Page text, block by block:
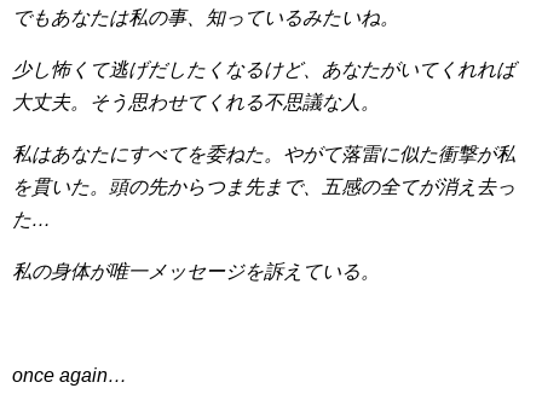
でもあなたは私の事、知っているみたいね。
少し怖くて逃げだしたくなるけど、あなたがいてくれれば
大丈夫。そう思わせてくれる不思議な人。
私はあなたにすべてを委ねた。やがて落雷に似た衝撃が私
を貫いた。頭の先からつま先まで、五感の全てが消え去っ
た…
私の身体が唯一メッセージを訴えている。
once again…